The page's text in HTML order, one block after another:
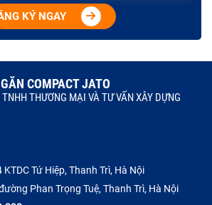
KÝ NGAY
COMPACT JATO
THƯƠNG MẠI VÀ TƯ VẤN XÂY DỰNG
KTDC Tứ Hiệp, Thanh Trì, Hà Nội
Phan Trọng Tuệ, Thanh Trì, Hà Nội